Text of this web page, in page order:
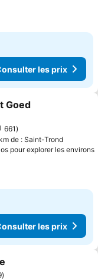
les prix
favoris
Goed
661
de : Saint-Trond
pour explorer les environs
les prix
favoris